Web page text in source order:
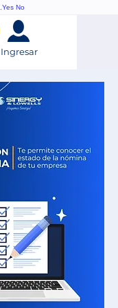
Ingresar
Yes No